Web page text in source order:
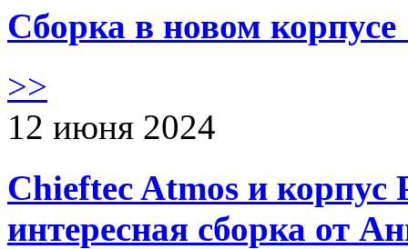
Сборка в новом
>>
12 июня 2024
Chieftec Atmos и корпус
интересная сборка от